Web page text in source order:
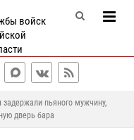
войск
задержали пьяного мужчину,
дверь бара